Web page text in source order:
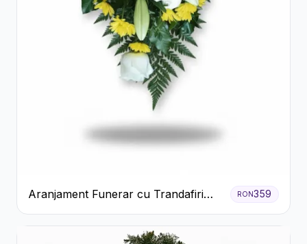
Aranjament Funerar cu Trandafiri
Albi Crizanteme Galbene și Crini
RON359